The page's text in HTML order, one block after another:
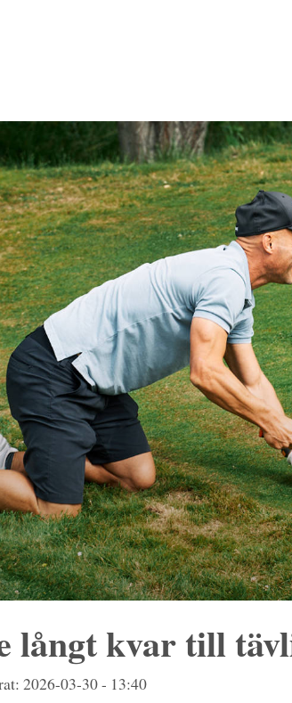
långt kvar till
2026-03-30 - 13:40